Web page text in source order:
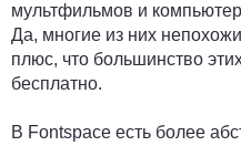
мультфильмов и
Да, многие из них
плюс, что большинство
бесплатно.
В Fontspace есть более